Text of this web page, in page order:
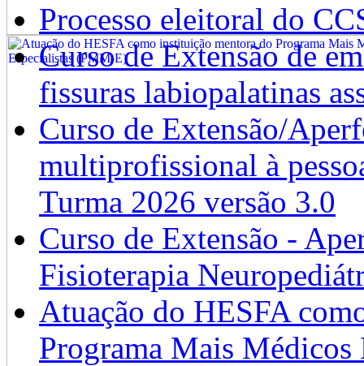
Processo eleitoral do
Curso de Extensão de
fissuras labiopalatinas
Curso de Extensão/
multiprofissional à
Turma 2026 versão 3.0
Curso de Extensão -
Fisioterapia
Atuação do HESFA
Programa Mais